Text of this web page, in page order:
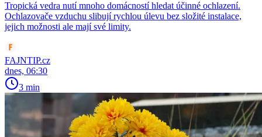
Tropická vedra nutí mnoho domácností hledat účinné ochlazení.
Ochlazovače vzduchu slibují rychlou úlevu bez složité instalace,
jejich možnosti ale mají své limity.
FAJNTIP.cz
dnes, 06:30
3 min